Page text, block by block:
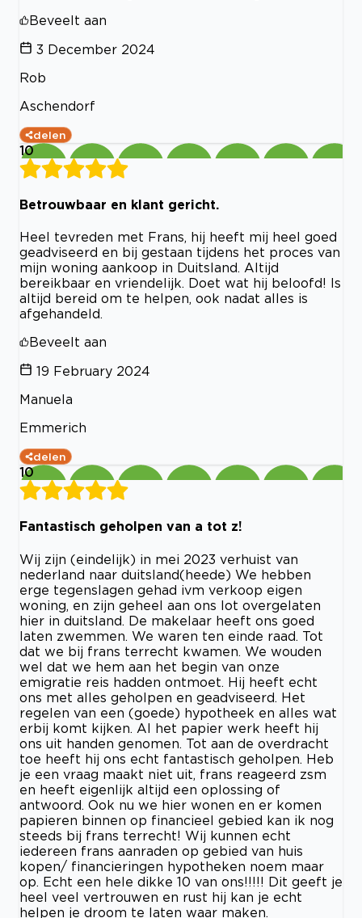
Beveelt aan
3 December 2024
Rob
Aschendorf
delen
10
Betrouwbaar en klant gericht.
Heel tevreden met Frans, hij heeft mij heel goed
geadviseerd en bij gestaan tijdens het proces van
mijn woning aankoop in Duitsland. Altijd
bereikbaar en vriendelijk. Doet wat hij beloofd! Is
altijd bereid om te helpen, ook nadat alles is
afgehandeld.
Beveelt aan
19 February 2024
Manuela
Emmerich
delen
10
Fantastisch geholpen van a tot z!
Wij zijn (eindelijk) in mei 2023 verhuist van
nederland naar duitsland(heede) We hebben
erge tegenslagen gehad ivm verkoop eigen
woning, en zijn geheel aan ons lot overgelaten
hier in duitsland. De makelaar heeft ons goed
laten zwemmen. We waren ten einde raad. Tot
dat we bij frans terrecht kwamen. We wouden
wel dat we hem aan het begin van onze
emigratie reis hadden ontmoet. Hij heeft echt
ons met alles geholpen en geadviseerd. Het
regelen van een (goede) hypotheek en alles wat
erbij komt kijken. Al het papier werk heeft hij
ons uit handen genomen. Tot aan de overdracht
toe heeft hij ons echt fantastisch geholpen. Heb
je een vraag maakt niet uit, frans reageerd zsm
en heeft eigenlijk altijd een oplossing of
antwoord. Ook nu we hier wonen en er komen
papieren binnen op financieel gebied kan ik nog
steeds bij frans terrecht! Wij kunnen echt
iedereen frans aanraden op gebied van huis
kopen/ financieringen hypotheken noem maar
op. Echt een hele dikke 10 van ons!!!!! Dit geeft je
heel veel vertrouwen en rust hij kan je echt
helpen je droom te laten waar maken.